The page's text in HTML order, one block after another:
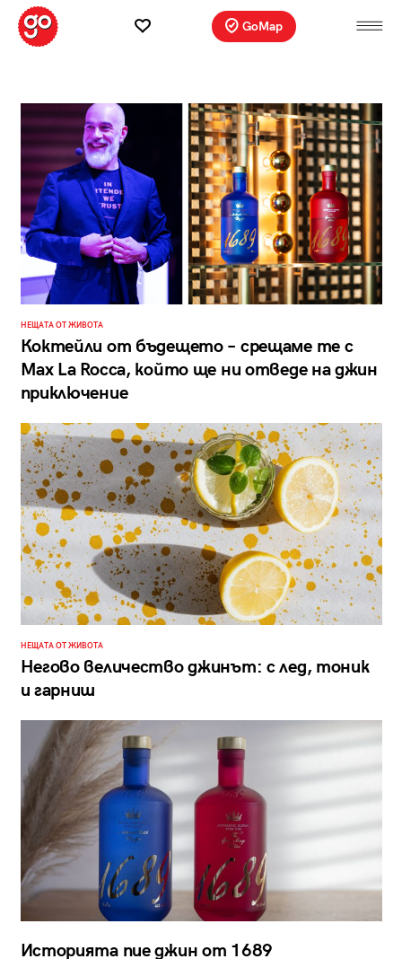
GoMap
НЕЩАТА ОТ ЖИВОТА
Коктейли от бъдещето – срещаме те с
Max La Rocca, който ще ни отведе на джин
приключение
НЕЩАТА ОТ ЖИВОТА
Негово величество джинът: с лед, тоник
и гарниш
Историята пие джин от 1689